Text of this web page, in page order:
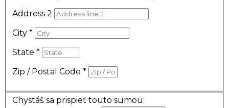
Address 2
City *
State *
Zip / Postal Code *
Chystáš sa prispieť touto sumou: